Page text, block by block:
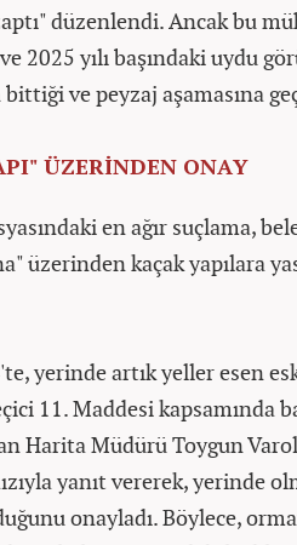
düzenlendi. Ancak bu
2025 yılı başındaki uydu
bittiği ve peyzaj aşamasına
ÜZERİNDEN ONAY
en ağır suçlama,
üzerinden kaçak yapılara
yerinde artık yeller esen
11. Maddesi kapsamında
Harita Müdürü Toygun
yanıt vererek, yerinde
onayladı. Böylece,